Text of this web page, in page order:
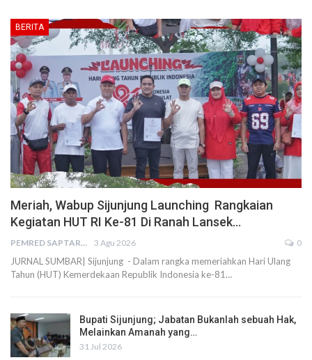
BERITA
Meriah, Wabup Sijunjung Launching Rangkaian
Kegiatan HUT RI Ke-81 Di Ranah Lansek…
PEMRED SAPTARIUS 3 Agu 2026 0
JURNAL SUMBAR| Sijunjung - Dalam rangka memeriahkan Hari Ulang
Tahun (HUT) Kemerdekaan Republik Indonesia ke-81…
Bupati Sijunjung; Jabatan Bukanlah sebuah Hak,
Melainkan Amanah yang…
31 Jul 2026